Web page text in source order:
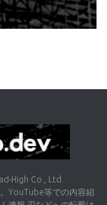
High Co., Ltd.
YouTube等での内容紹